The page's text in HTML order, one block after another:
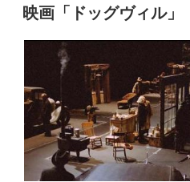
稿
日:
映画「ドッグヴィル」